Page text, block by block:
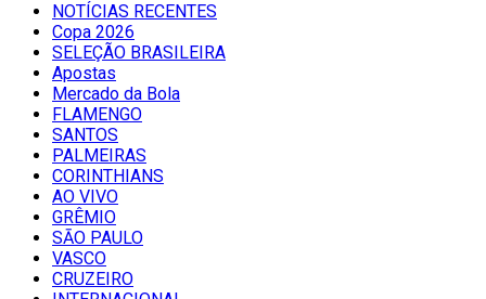
NOTÍCIAS RECENTES
Copa 2026
SELEÇÃO BRASILEIRA
Apostas
Mercado da Bola
FLAMENGO
SANTOS
PALMEIRAS
CORINTHIANS
AO VIVO
GRÊMIO
SĀO PAULO
VASCO
CRUZEIRO